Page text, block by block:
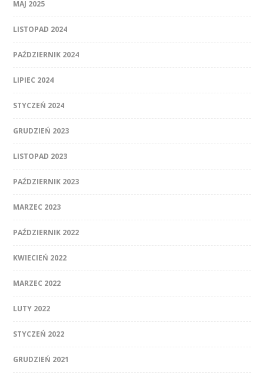
MAJ 2025
LISTOPAD 2024
PAŹDZIERNIK 2024
LIPIEC 2024
STYCZEŃ 2024
GRUDZIEŃ 2023
LISTOPAD 2023
PAŹDZIERNIK 2023
MARZEC 2023
PAŹDZIERNIK 2022
KWIECIEŃ 2022
MARZEC 2022
LUTY 2022
STYCZEŃ 2022
GRUDZIEŃ 2021